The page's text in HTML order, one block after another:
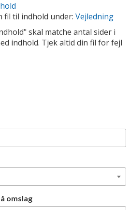
fil til indhold under: Vejledning
skal matche antal sider i
indhold. Tjek altid din fil for fejl
omslag